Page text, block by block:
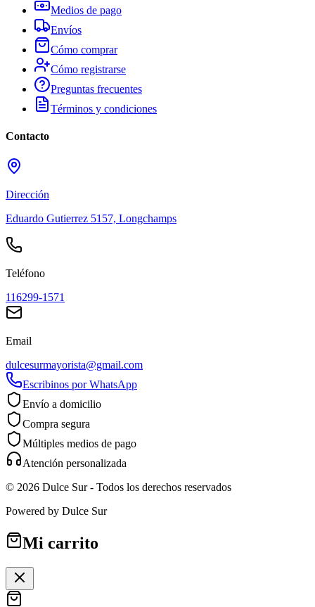
Medios de pago
Envíos
Cómo comprar
Cómo registrarse
Preguntas frecuentes
Términos y condiciones
Contacto
Dirección
Eduardo Gutierrez 5157, Longchamps
Teléfono
116299-1571
Email
dulcesurmayorista@gmail.com
Escribinos por WhatsApp
Envío a domicilio
Compra segura
Múltiples medios de pago
Atención personalizada
© 2026 Dulce Sur- Todos los derechos reservados
Powered by Dulce Sur
Mi carrito